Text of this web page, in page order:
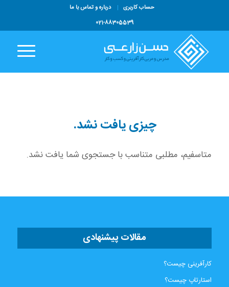
حساب کاربری
درباره و تماس با ما
021-88305539
چیزی یافت نشد.
متاسفیم، مطلبی متناسب با جستجوی شما یافت نشد.
مقالات پیشنهادی
کارآفرینی چیست؟
استارتاپ چیست؟